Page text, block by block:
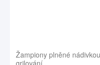
Žampiony plněné
grilování .